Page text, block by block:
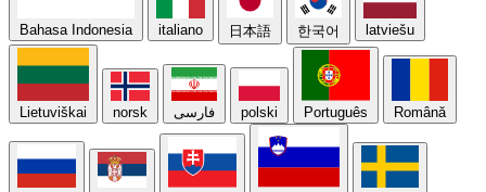
Bahasa Indonesia italiano 日本語 한국어 latviešu
Lietuviškai norsk فارسی polski Português Română